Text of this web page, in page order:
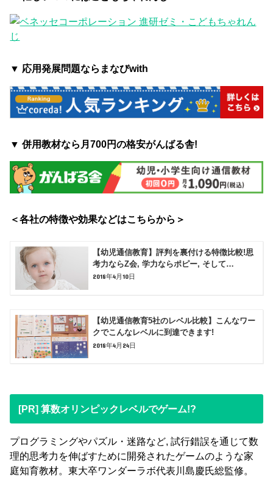
▼ 応用発展問題ならまなびwith
▼ 併用教材なら月700円の格安がんばる舎!
＜各社の特徴や効果などはこちらから＞
【幼児通信教育】評判を裏付ける特徴比較!思
考力ならZ会, 学力ならポピー, そして…
2018年4月10日
【幼児通信教育5社のレベル比較】こんなワー
クでこんなレベルに到達できます!
2018年4月24日
[PR] 算数オリンピックレベルでゲーム!?
プログラミングやパズル・迷路など, 試行錯誤を通じて数
理的思考力を伸ばすために開発されたゲームのような家
庭知育教材。東大卒ワンダーラボ代表川島慶氏総監修。